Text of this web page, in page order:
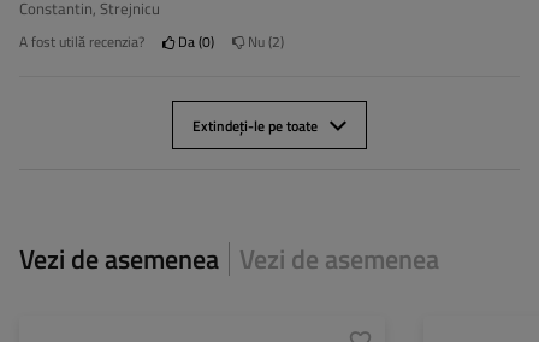
Constantin, Strejnicu
A fost utilă recenzia? Da 0 Nu 2
Extindeți-le pe toate
Vezi de asemenea Vezi de asemenea